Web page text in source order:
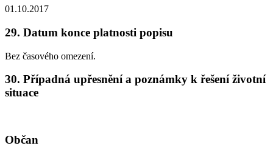
01.10.2017
29. Datum konce platnosti popisu
Bez časového omezení.
30. Případná upřesnění a poznámky k řešení životní
situace
Občan